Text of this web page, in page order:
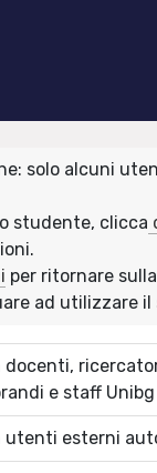
solo alcuni
studente, clicca
per ritornare
ad utilizzare il
docenti,
e staff Unibg
utenti esterni